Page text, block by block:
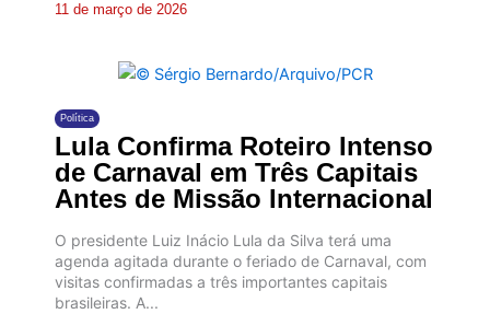
11 de março de 2026
Política
Lula Confirma Roteiro Intenso
de Carnaval em Três Capitais
Antes de Missão Internacional
O presidente Luiz Inácio Lula da Silva terá uma
agenda agitada durante o feriado de Carnaval, com
visitas confirmadas a três importantes capitais
brasileiras. A...